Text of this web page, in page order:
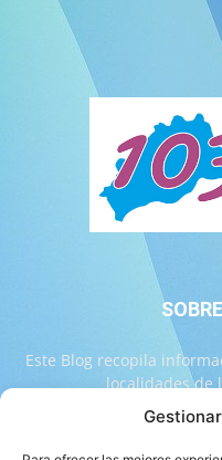
Este Blog recopila
localidades de
Contáctanos: